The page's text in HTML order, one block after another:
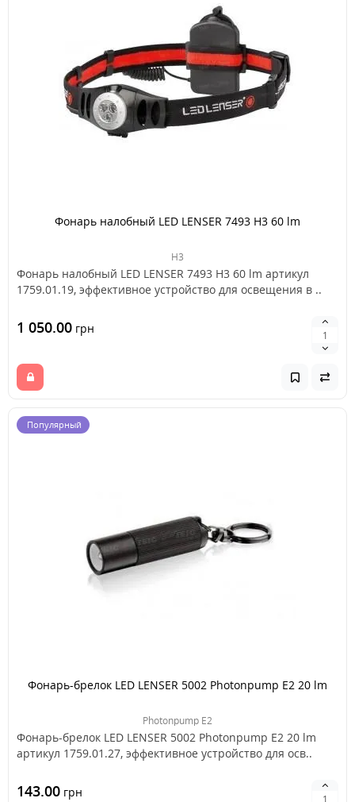
Фонарь налобный LED LENSER 7493 H3 60 lm
H3
Фонарь налобный LED LENSER 7493 H3 60 lm артикул
1759.01.19, эффективное устройство для освещения в ..
1 050.00 грн
Популярный
Фонарь-брелок LED LENSER 5002 Photonpump E2 20 lm
Photonpump E2
Фонарь-брелок LED LENSER 5002 Photonpump E2 20 lm
артикул 1759.01.27, эффективное устройство для осв..
143.00 грн